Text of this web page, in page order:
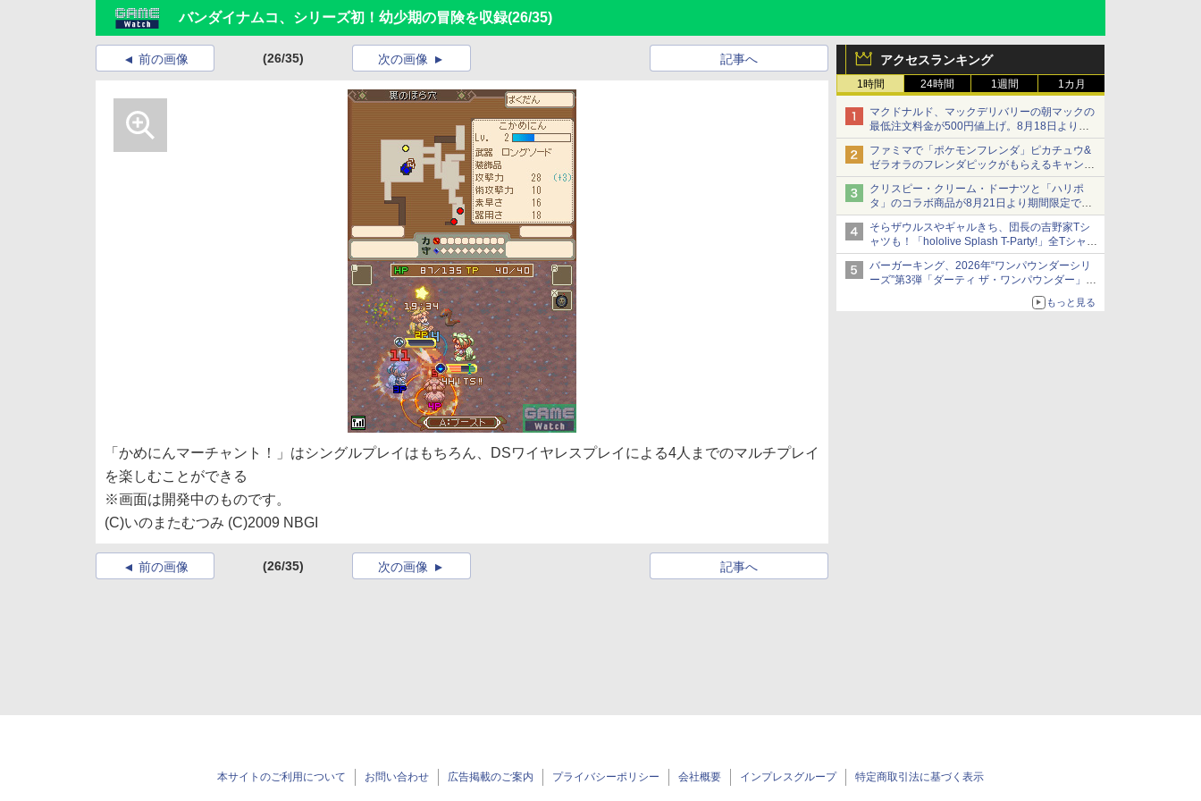
バンダイナムコ、シリーズ初！幼少期の冒険を収録(26/35)
アクセスランキング
1時間 24時間 1週間 1カ月
マクドナルド、マックデリバリーの朝マックの
最低注文料金が500円値上げ。8月18日より
1,500円から受付
ファミマで「ポケモンフレンダ」ピカチュウ&
ゼラオラのフレンダピックがもらえるキャンペ
ーン開催！
クリスピー・クリーム・ドーナツと「ハリポ
タ」のコラボ商品が8月21日より期間限定で発
売
組分け帽子ドーナツなど見た目も楽しい商品が
登場
そらザウルスやギャルきち、団長の吉野家Tシ
ャツも！「hololive Splash T-Party!」全Tシャツ
ラインナップ公開＆オンライン販売開始
バーガーキング、2026年“ワンパウンダーシリ
ーズ”第3弾「ダーティ ザ・ワンパウンダー」を
「特製ガーリックマヨソース」を使用した超大
もっと見る
前の画像 (26/35) 記事へ
次の画像
「かめにんマーチャント！」はシングルプレイはもちろん、DSワイヤレスプレイによる4人までのマルチプレイ
を楽しむことができる
※画面は開発中のものです。
(C)いのまたむつみ (C)2009 NBGI
前の画像 (26/35) 記事へ
次の画像
本サイトのご利用について お問い合わせ 広告掲載のご案内 プライバシーポリシー 会社概要 インプレスグループ 特定商取引法に基づく表示